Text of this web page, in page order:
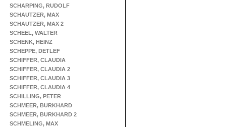
SCHARPING, RUDOLF
SCHAUTZER, MAX
SCHAUTZER, MAX 2
SCHEEL, WALTER
SCHENK, HEINZ
SCHEPPE, DETLEF
SCHIFFER, CLAUDIA
SCHIFFER, CLAUDIA 2
SCHIFFER, CLAUDIA 3
SCHIFFER, CLAUDIA 4
SCHILLING, PETER
SCHMEER, BURKHARD
SCHMEER, BURKHARD 2
SCHMELING, MAX